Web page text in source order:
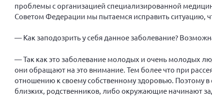
проблемы с организацией специализированной
Советом Федерации мы пытаемся исправить ситуацию,
— Как заподозрить у себя данное заболевание?
— Так как это заболевание молодых и очень молодых
они обращают на это внимание. Тем более что при
отношению к своему собственному здоровью. Поэтому
близких, родственников, либо окружающие начинают